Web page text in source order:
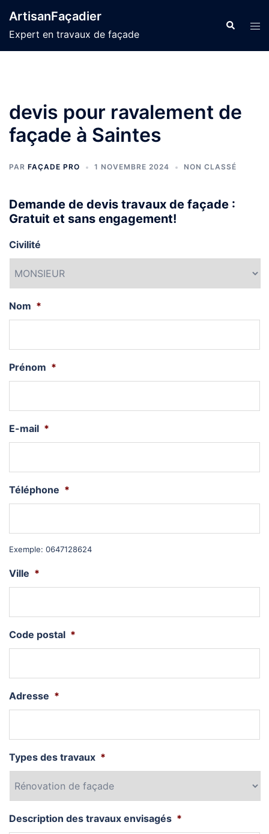
au
contenu
ArtisanFaçadier
Expert en travaux de façade
devis pour ravalement de
façade à Saintes
PAR FAÇADE PRO 1 NOVEMBRE 2024 NON CLASSÉ
Demande de devis travaux de façade :
Gratuit et sans engagement!
Civilité
Nom *
Prénom *
E-mail *
Téléphone *
Exemple: 0647128624
Ville *
Code postal *
Adresse *
Types des travaux *
Description des travaux envisagés *